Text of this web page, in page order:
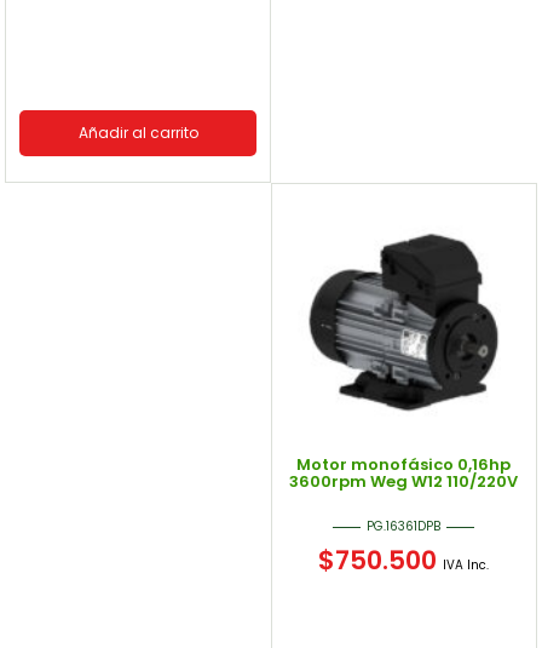
Añadir al carrito
Motor monofásico 0,16hp
3600rpm Weg W12 110/220V
PG.16361DPB
$750.500 IVA Inc.